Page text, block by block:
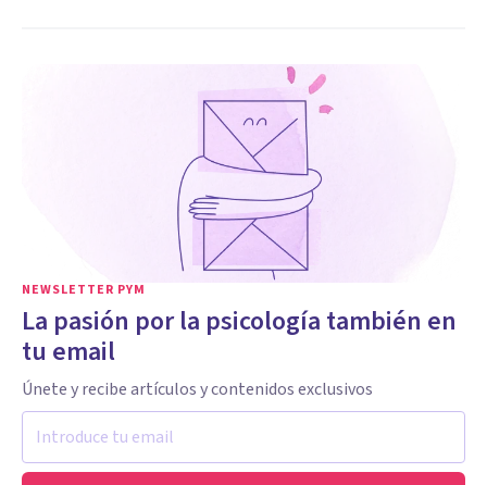
NEWSLETTER PYM
La pasión por la psicología también en
tu email
Únete y recibe artículos y contenidos exclusivos